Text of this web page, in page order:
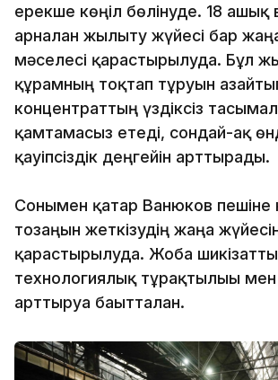
ерекше көңіл бөлінуде. 18 ашық
арналған жылыту жүйесі бар
мәселесі қарастырылуда. Бұл
құрамның тоқтап тұруын
концентраттың үздіксіз
қамтамасыз етеді, сондай-ақ
қауіпсіздік деңгейін арттырады.
Сонымен қатар Ванюков пешіне
тозаңын жеткізудің жаңа
қарастырылуда. Жоба
технологиялық тұрақтылығы мен
арттыруға бағытталған.